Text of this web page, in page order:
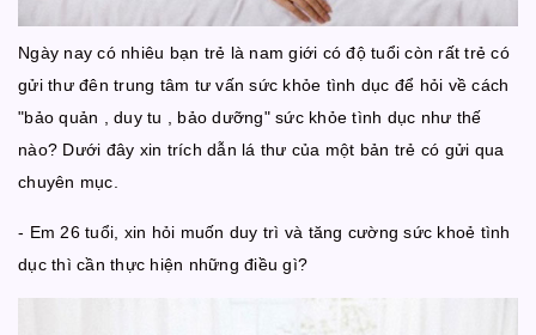
Ngày nay có nhiêu bạn trẻ là nam giới có độ tuổi còn rất trẻ có
gửi thư đên trung tâm tư vấn sức khỏe tình dục để hỏi về cách
"bảo quản , duy tu , bảo dưỡng" sức khỏe tình dục như thế
nào? Dưới đây xin trích dẫn lá thư của một bản trẻ có gửi qua
chuyên mục.
- Em 26 tuổi, xin hỏi muốn duy trì và tăng cường sức khoẻ tình
dục thì cần thực hiện những điều gì?